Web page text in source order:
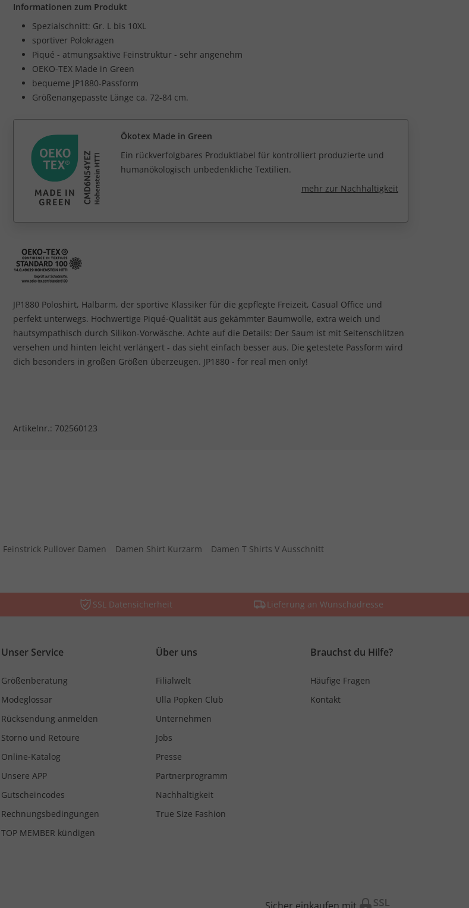
Informationen zum Produkt
Spezialschnitt: Gr. L bis 10XL
sportiver Polokragen
Piqué - atmungsaktive Feinstruktur - sehr angenehm
OEKO-TEX Made in Green
bequeme JP1880-Passform
Größenangepasste Länge ca. 72-84 cm.
Ökotex Made in Green
Ein rückverfolgbares Produktlabel für kontrolliert produzierte und
humanökologisch unbedenkliche Textilien.
mehr zur Nachhaltigkeit
JP1880 Poloshirt, Halbarm, der sportive Klassiker für die gepflegte Freizeit, Casual Office und
perfekt unterwegs. Hochwertige Piqué-Qualität aus gekämmter Baumwolle, extra weich und
hautsympathisch durch Silikon-Vorwäsche. Achte auf die Details: Der Saum ist mit Seitenschlitzen
versehen und hinten leicht verlängert - das sieht einfach besser aus. Die getestete Passform wird
dich besonders in großen Größen überzeugen. JP1880 - for real men only!
Artikelnr.: 702560123
Feinstrick Pullover Damen Damen Shirt Kurzarm
Damen T Shirts V Ausschnitt
SSL Datensicherheit Lieferung an Wunschadresse
Unser Service
Größenberatung
Modeglossar
Rücksendung anmelden
Storno und Retoure
Online-Katalog
Unsere APP
Gutscheincodes
Rechnungsbedingungen
TOP MEMBER kündigen
Über uns
Filialwelt
Ulla Popken Club
Unternehmen
Jobs
Presse
Partnerprogramm
Nachhaltigkeit
True Size Fashion
Brauchst du Hilfe?
Häufige Fragen
Kontakt